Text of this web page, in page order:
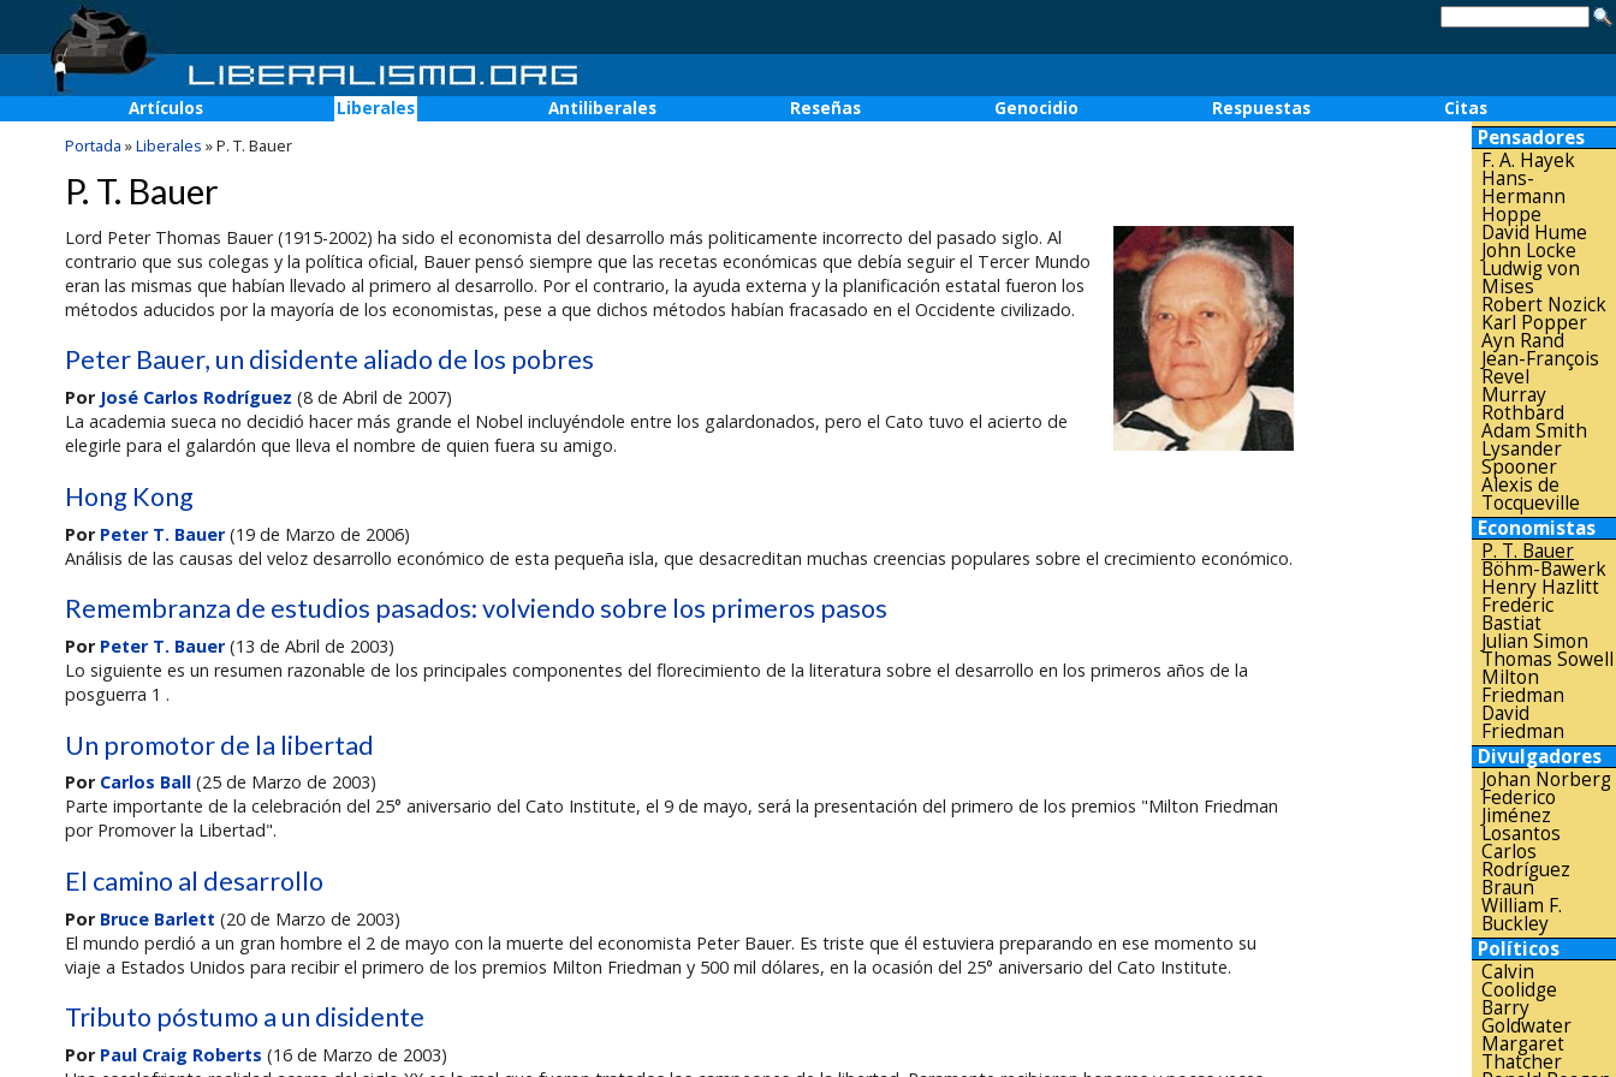
Artículos Liberales Antiliberales Reseñas Genocidio Respuestas
Citas
Portada »Liberales »P. T. Bauer
P. T. Bauer
Lord Peter Thomas Bauer (1915-2002) ha sido el economista del desarrollo más politicamente incorrecto del pasado siglo. Al
contrario que sus colegas y la política oficial, Bauer pensó siempre que las recetas económicas que debía seguir el Tercer Mundo
eran las mismas que habían llevado al primero al desarrollo. Por el contrario, la ayuda externa y la planificación estatal fueron los
métodos aducidos por la mayoría de los economistas, pese a que dichos métodos habían fracasado en el Occidente civilizado.
Peter Bauer, un disidente aliado de los pobres
Por José Carlos Rodríguez (8 de Abril de 2007)
La academia sueca no decidió hacer más grande el Nobel incluyéndole entre los galardonados, pero el Cato tuvo el acierto de
elegirle para el galardón que lleva el nombre de quien fuera su amigo.
Hong Kong
Por Peter T. Bauer(19 de Marzo de 2006)
Análisis de las causas del veloz desarrollo económico de esta pequeña isla, que desacreditan muchas creencias populares sobre el crecimiento económico.
Remembranza de estudios pasados: volviendo sobre los primeros pasos
Por Peter T. Bauer(13 de Abril de 2003)
Lo siguiente es un resumen razonable de los principales componentes del florecimiento de la literatura sobre el desarrollo en los primeros años de la
posguerra 1 .
Un promotor de la libertad
Por Carlos Ball(25 de Marzo de 2003)
Parte importante de la celebración del 25° aniversario del Cato Institute, el 9 de mayo, será la presentación del primero de los premios "Milton Friedman
por Promover la Libertad".
El camino al desarrollo
Por Bruce Barlett (20 de Marzo de 2003)
El mundo perdió a un gran hombre el 2 de mayo con la muerte del economista Peter Bauer. Es triste que él estuviera preparando en ese momento su
viaje a Estados Unidos para recibir el primero de los premios Milton Friedman y 500 mil dólares, en la ocasión del 25° aniversario del Cato Institute.
Tributo póstumo a un disidente
Por Paul Craig Roberts (16 de Marzo de 2003)
Pensadores
F. A. Hayek
Hans-
Hermann
Hoppe
David Hume
John Locke
Ludwig von
Mises
Robert Nozick
Karl Popper
Ayn Rand
Jean-François
Revel
Murray
Rothbard
Adam Smith
Lysander
Spooner
Alexis de
Tocqueville
Economistas
P. T. Bauer
Böhm-Bawerk
Henry Hazlitt
Frederic
Bastiat
Julian Simon
Thomas Sowell
Milton
Friedman
David
Friedman
Divulgadores
Johan Norberg
Federico
Jiménez
Losantos
Carlos
Rodríguez
Braun
William F.
Buckley
Políticos
Calvin
Coolidge
Barry
Goldwater
Margaret
Thatcher